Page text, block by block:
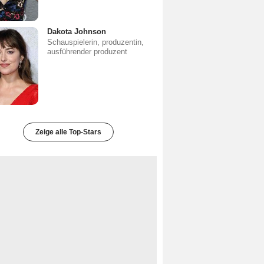
Dakota Johnson
Schauspielerin, produzentin,
ausführender produzent
Zeige alle Top-Stars